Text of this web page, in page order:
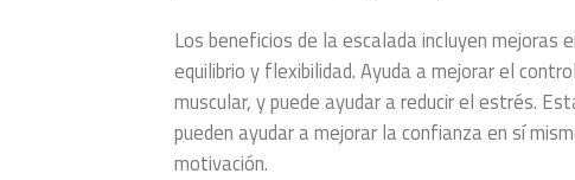
Los beneficios de la escalada incluyen mejoras
equilibrio y flexibilidad. Ayuda a mejorar el
muscular, y puede ayudar a reducir el estrés.
pueden ayudar a mejorar la confianza en sí
motivación.